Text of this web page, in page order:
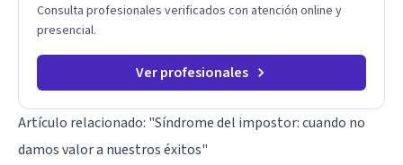
Consulta profesionales verificados con atención online y
presencial.
Ver profesionales
Artículo relacionado: "Síndrome del impostor: cuando no
damos valor a nuestros éxitos"